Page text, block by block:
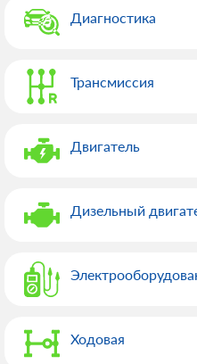
Диагностика
Трансмиссия
Двигатель
Дизельный
Ходовая